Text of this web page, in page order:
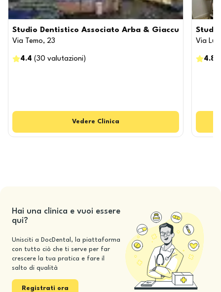
Studio Dentistico Associato Arba & Giaccu
Via Temo, 23
4.4 (30 valutazioni )
Vedere Clinica
Via
4.8
Hai una clinica e vuoi essere
qui?
Unisciti a DocDental, la piattaforma
con tutto ciò che ti serve per far
crescere la tua pratica e fare il
salto di qualità
Registrati ora